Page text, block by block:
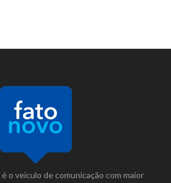
o veículo de comunicação com maior